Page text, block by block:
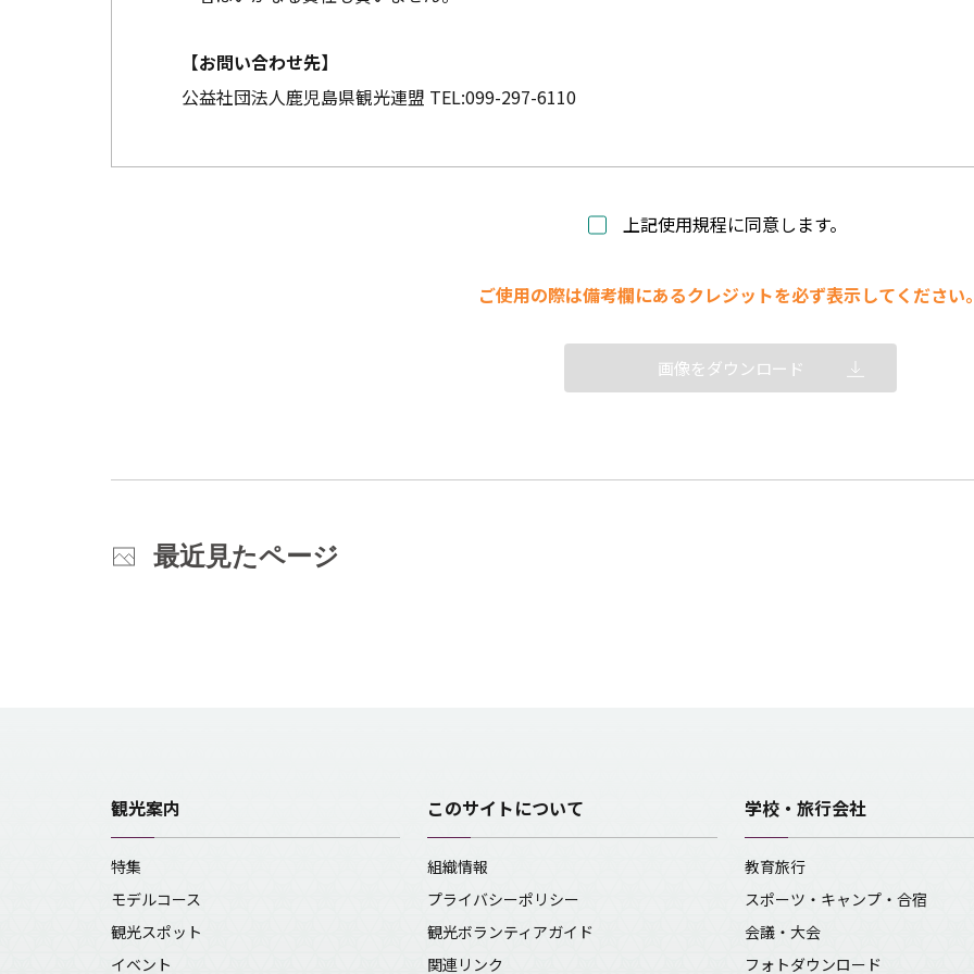
【お問い合わせ先】
公益社団法人鹿児島県観光連盟 TEL:099-297-6110
上記使用規程に同意します。
ご使用の際は備考欄にあるクレジットを必ず表示してください
画像をダウンロード
最近見たページ
観光案内
特集
モデルコース
観光スポット
イベント
このサイトについて
組織情報
プライバシーポリシー
観光ボランティアガイド
関連リンク
学校・旅行会社
教育旅行
スポーツ・キャンプ・合宿
会議・大会
フォトダウンロード